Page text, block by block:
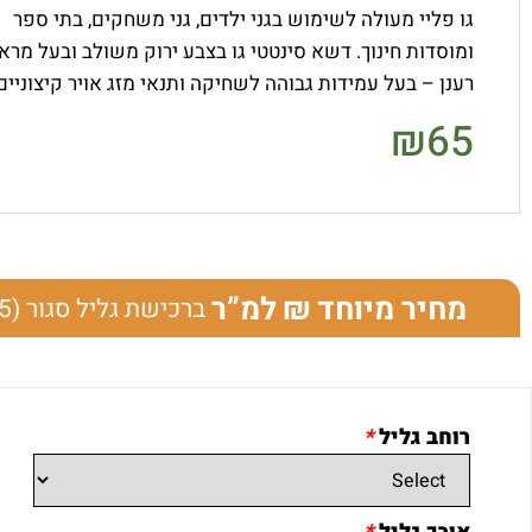
גו פליי מעולה לשימוש בגני ילדים, גני משחקים, בתי ספר
ומוסדות חינוך. דשא סינטטי גו בצבע ירוק משולב ובעל
רענן – בעל עמידות גבוהה לשחיקה ותנאי מזג אויר
₪65
מחיר מיוחד למ”רברכישת גליל סגור (25 מטרים אורך)
רוחב גליל*